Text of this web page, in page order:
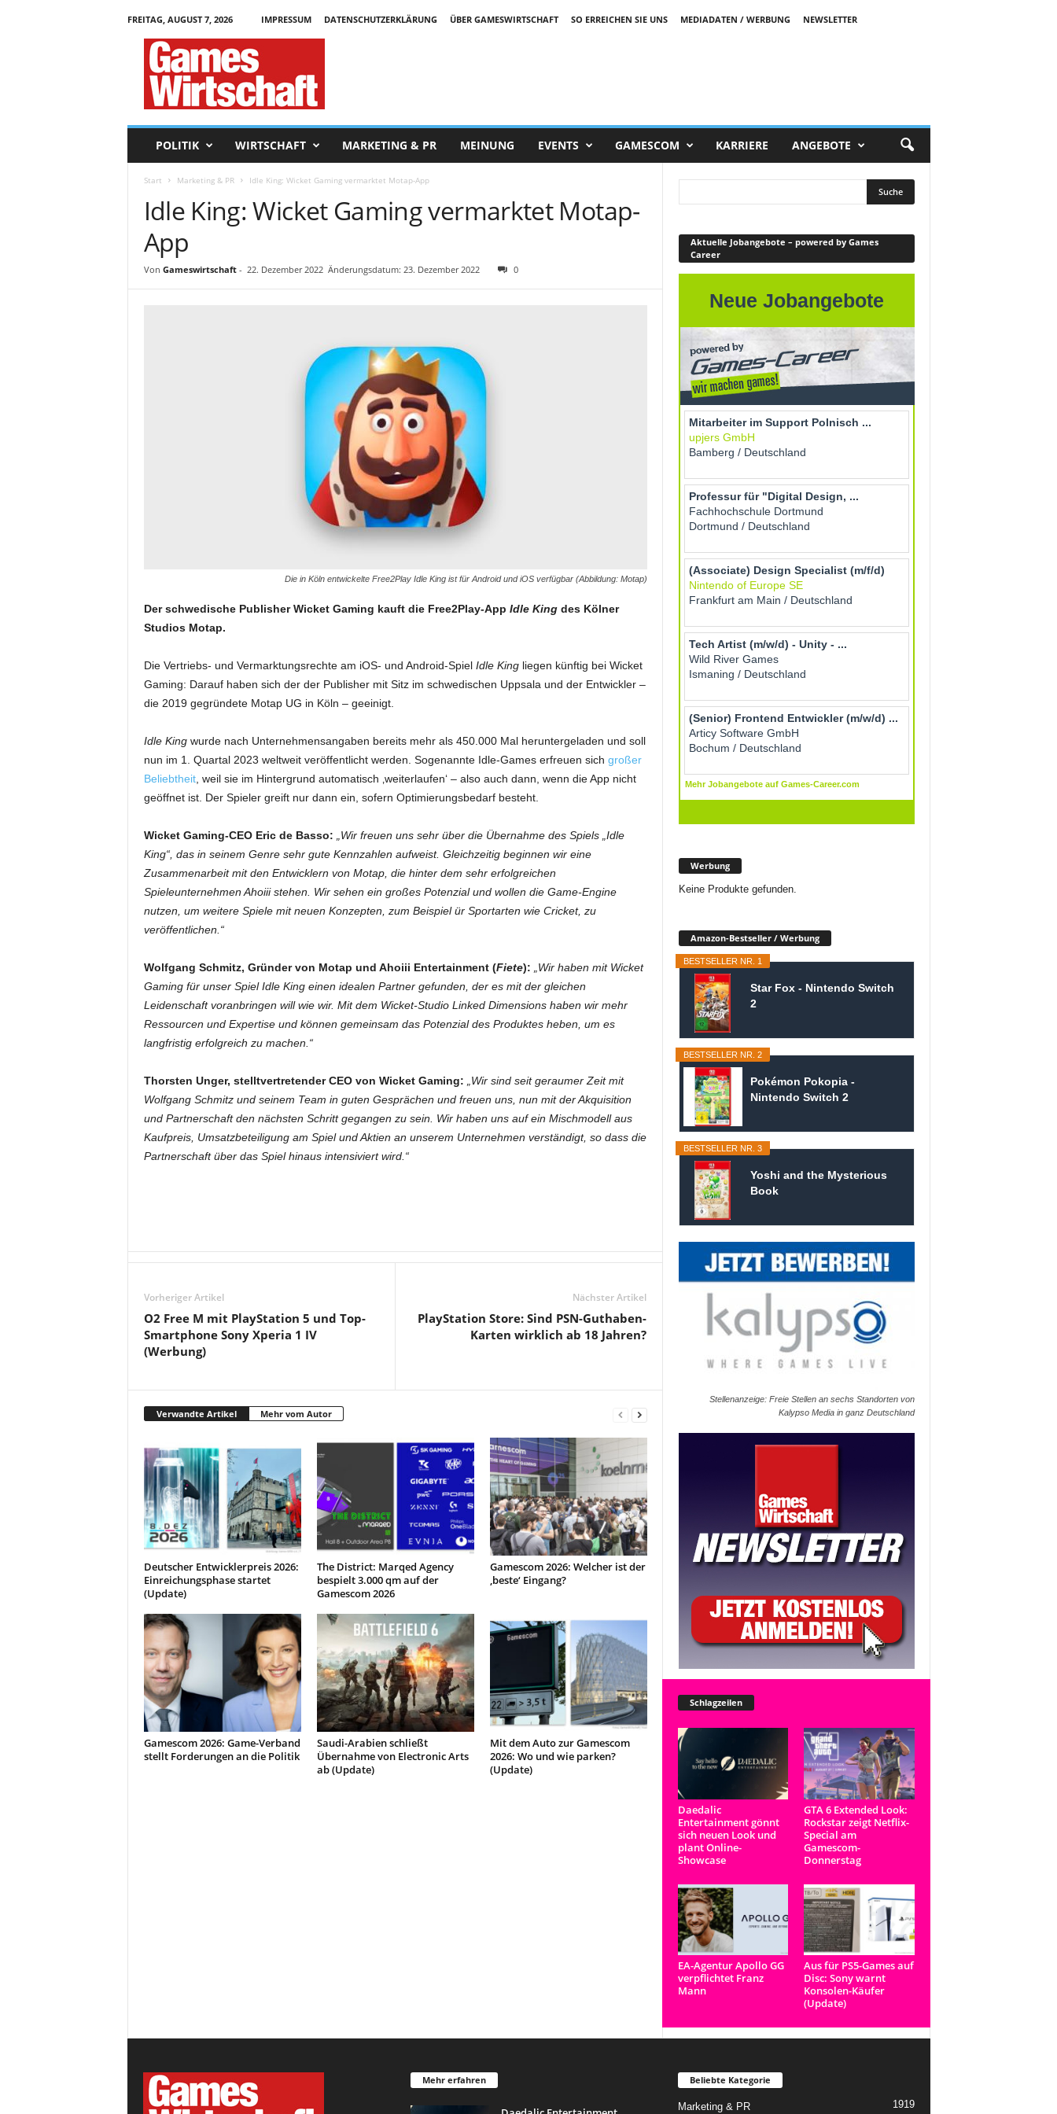
FREITAG, AUGUST 7, 2026 IMPRESSUM DATENSCHUTZERKLÄRUNG ÜBER GAMESWIRTSCHAFT SO ERREICHEN SIE UNS MEDIADATEN / WERBUNG
NEWSLETTER
POLITIK WIRTSCHAFT MARKETING & PR MEINUNG EVENTS GAMESCOM KARRIERE ANGEBOTE
Start Marketing & PR Idle King: Wicket Gaming vermarktet Motap-App
Idle King: Wicket Gaming vermarktet Motap-
App
Von Gameswirtschaft- 22. Dezember 2022 Änderungsdatum: 23. Dezember 2022 0
Die in Köln entwickelte Free2Play Idle King ist für Android und iOS verfügbar (Abbildung: Motap)
Der schwedische Publisher Wicket Gaming kauft die Free2Play-App Idle Kingdes Kölner
Studios Motap.
Die Vertriebs- und Vermarktungsrechte am iOS- und Android-Spiel Idle Kingliegen künftig bei Wicket
Gaming: Darauf haben sich der der Publisher mit Sitz im schwedischen Uppsala und der Entwickler –
die 2019 gegründete Motap UG in Köln – geeinigt.
Idle Kingwurde nach Unternehmensangaben bereits mehr als 450.000 Mal heruntergeladen und soll
nun im 1. Quartal 2023 weltweit veröffentlicht werden. Sogenannte Idle-Games erfreuen sich großer
Beliebtheit, weil sie im Hintergrund automatisch ‚weiterlaufen‘ – also auch dann, wenn die App nicht
geöffnet ist. Der Spieler greift nur dann ein, sofern Optimierungsbedarf besteht.
Wicket Gaming-CEO Eric de Basso:
„Wir freuen uns sehr über die Übernahme des Spiels „Idle
King“, das in seinem Genre sehr gute Kennzahlen aufweist. Gleichzeitig beginnen wir eine
Zusammenarbeit mit den Entwicklern von Motap, die hinter dem sehr erfolgreichen
Spieleunternehmen Ahoiii stehen. Wir sehen ein großes Potenzial und wollen die Game-Engine
nutzen, um weitere Spiele mit neuen Konzepten, zum Beispiel ür Sportarten wie Cricket, zu
veröffentlichen.“
Wolfgang Schmitz, Gründer von Motap und Ahoiii Entertainment (Fiete):
„Wir haben mit Wicket
Gaming für unser Spiel Idle King einen idealen Partner gefunden, der es mit der gleichen
Leidenschaft voranbringen will wie wir. Mit dem Wicket-Studio Linked Dimensions haben wir mehr
Ressourcen und Expertise und können gemeinsam das Potenzial des Produktes heben, um es
langfristig erfolgreich zu machen.“
Thorsten Unger, stelltvertretender CEO von Wicket Gaming:
„Wir sind seit geraumer Zeit mit
Wolfgang Schmitz und seinem Team in guten Gesprächen und freuen uns, nun mit der Akquisition
und Partnerschaft den nächsten Schritt gegangen zu sein. Wir haben uns auf ein Mischmodell aus
Kaufpreis, Umsatzbeteiligung am Spiel und Aktien an unserem Unternehmen verständigt, so dass die
Partnerschaft über das Spiel hinaus intensiviert wird.“
Vorheriger Artikel
O2 Free M mit PlayStation 5 und Top-
Smartphone Sony Xperia 1 IV
(Werbung)
Nächster Artikel
PlayStation Store: Sind PSN-Guthaben-
Karten wirklich ab 18 Jahren?
Verwandte Artikel Mehr vom Autor
Deutscher Entwicklerpreis 2026:
Einreichungsphase startet
(Update)
The District: Marqed Agency
bespielt 3.000 qm auf der
Gamescom 2026
Gamescom 2026: Welcher ist der
‚beste‘ Eingang?
Gamescom 2026: Game-Verband
stellt Forderungen an die Politik
Saudi-Arabien schließt
Übernahme von Electronic Arts
ab (Update)
Mit dem Auto zur Gamescom
2026: Wo und wie parken?
(Update)
Aktuelle Jobangebote – powered by Games
Career
Werbung
Keine Produkte gefunden.
Amazon-Bestseller / Werbung
BESTSELLER NR. 1
Star Fox - Nintendo Switch
2
BESTSELLER NR. 2
Pokémon Pokopia -
Nintendo Switch 2
BESTSELLER NR. 3
Yoshi and the Mysterious
Book
Stellenanzeige: Freie Stellen an sechs Standorten von
Kalypso Media in ganz Deutschland
Schlagzeilen
Daedalic
Entertainment gönnt
sich neuen Look und
plant Online-
Showcase
GTA 6 Extended Look:
Rockstar zeigt Netflix-
Special am
Gamescom-
Donnerstag
EA-Agentur Apollo GG
verpflichtet Franz
Mann
Aus für PS5-Games auf
Disc: Sony warnt
Konsolen-Käufer
(Update)
Mehr erfahren Beliebte Kategorie
Marketing & PR 1919